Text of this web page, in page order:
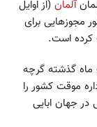
آلمان (از اوایل
۲۰۱۸ دولت این کشور مجوزهایی برای
کرده است.
ماه گذشته گرچه
موقت کشور را
در جهان ابایی